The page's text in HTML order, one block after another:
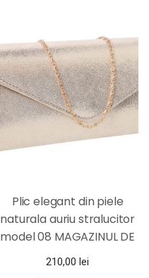
Plic elegant din piele
naturala auriu stralucitor
model 08 MAGAZINUL DE
GENTI
210,00 lei